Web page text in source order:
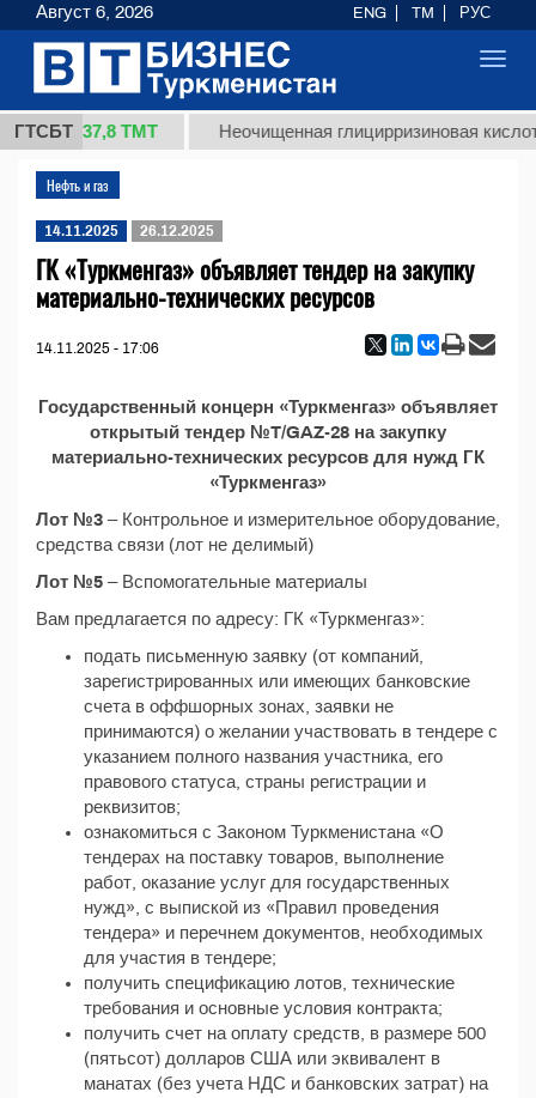
ГТСБТ
1 (кг.) 37,8 ТМТ Неочищенная глицирризиновая
Нефть и газ
14.11.2025 26.12.2025
ГК «Туркменгаз» объявляет тендер на закупку
материально-технических ресурсов
14.11.2025 - 17:06
Государственный концерн «Туркменгаз» объявляет
открытый тендер №T/GAZ-28 на закупку
материально-технических ресурсов для нужд ГК
«Туркменгаз»
Лот №3 – Контрольное и измерительное оборудование,
средства связи (лот не делимый)
Лот №5 – Вспомогательные материалы
Вам предлагается по адресу: ГК «Туркменгаз»:
подать письменную заявку (от компаний,
зарегистрированных или имеющих банковские
счета в оффшорных зонах, заявки не
принимаются) о желании участвовать в тендере с
указанием полного названия участника, его
правового статуса, страны регистрации и
реквизитов;
ознакомиться с Законом Туркменистана «О
тендерах на поставку товаров, выполнение
работ, оказание услуг для государственных
нужд», с выпиской из «Правил проведения
тендера» и перечнем документов, необходимых
для участия в тендере;
получить спецификацию лотов, технические
требования и основные условия контракта;
получить счет на оплату средств, в размере 500
(пятьсот) долларов США или эквивалент в
манатах (без учета НДС и банковских затрат) на
Август 6, 2026 ENG TM РУС